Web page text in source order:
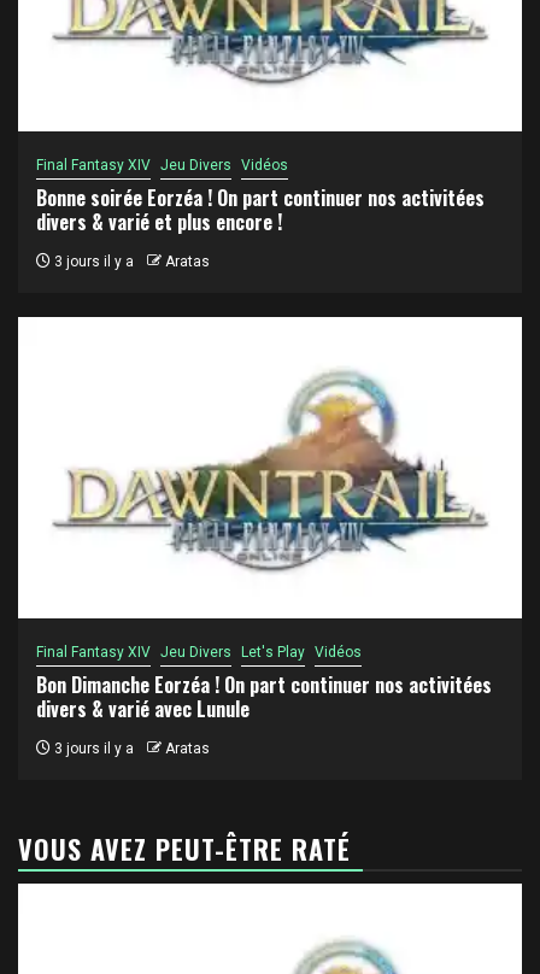
Final Fantasy XIV Jeu Divers Vidéos
Bonne soirée Eorzéa ! On part continuer nos activitées
divers & varié et plus encore !
3 jours il y a Aratas
Final Fantasy XIV Jeu Divers Let's Play Vidéos
Bon Dimanche Eorzéa ! On part continuer nos activitées
divers & varié avec Lunule
3 jours il y a Aratas
VOUS AVEZ PEUT-ÊTRE RATÉ